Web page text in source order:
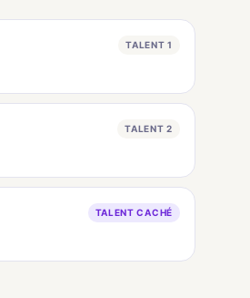
TALENT 1
TALENT 2
TALENT CACHÉ